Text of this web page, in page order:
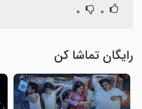
۰ ۰
رایگان تماشا کن